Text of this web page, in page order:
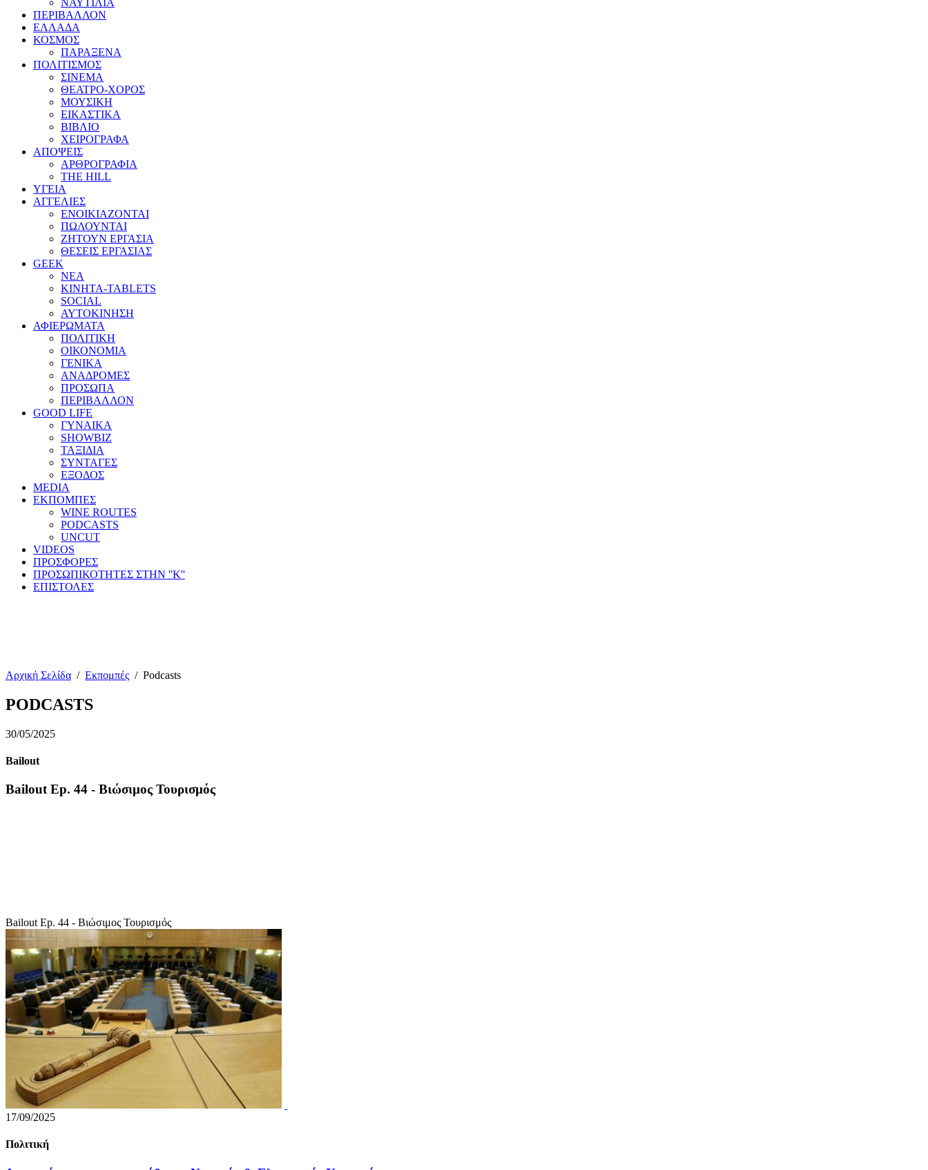
ΝΑΥΤΙΛΙΑ
ΠΕΡΙΒΑΛΛΟΝ
ΕΛΛΑΔΑ
ΚΟΣΜΟΣ
ΠΑΡΑΞΕΝΑ
ΠΟΛΙΤΙΣΜΟΣ
ΣΙΝΕΜΑ
ΘΕΑΤΡΟ-ΧΟΡΟΣ
ΜΟΥΣΙΚΗ
ΕΙΚΑΣΤΙΚΑ
ΒΙΒΛΙΟ
ΧΕΙΡΟΓΡΑΦΑ
ΑΠΟΨΕΙΣ
ΑΡΘΡΟΓΡΑΦΙΑ
THE HILL
ΥΓΕΙΑ
ΑΓΓΕΛΙΕΣ
ΕΝΟΙΚΙΑΖΟΝΤΑΙ
ΠΩΛΟΥΝΤΑΙ
ΖΗΤΟΥΝ ΕΡΓΑΣΙΑ
ΘΕΣΕΙΣ ΕΡΓΑΣΙΑΣ
GEEK
ΝΕΑ
ΚΙΝΗΤΑ-TABLETS
SOCIAL
ΑΥΤΟΚΙΝΗΣΗ
ΑΦΙΕΡΩΜΑΤΑ
ΠΟΛΙΤΙΚΗ
ΟΙΚΟΝΟΜΙΑ
ΓΕΝΙΚΑ
ΑΝΑΔΡΟΜΕΣ
ΠΡΟΣΩΠΑ
ΠΕΡΙΒΑΛΛΟΝ
GOOD LIFE
ΓΥΝΑΙΚΑ
SHOWBIZ
ΤΑΞΙΔΙΑ
ΣΥΝΤΑΓΕΣ
ΕΞΟΔΟΣ
MEDIA
ΕΚΠΟΜΠΕΣ
WINE ROUTES
PODCASTS
UNCUT
VIDEOS
ΠΡΟΣΦΟΡΕΣ
ΠΡΟΣΩΠΙΚΟΤΗΤΕΣ ΣΤΗΝ ''Κ''
ΕΠΙΣΤΟΛΕΣ
Αρχική Σελίδα / Εκπομπές / Podcasts
PODCASTS
30/05/2025
Bailout
Bailout Ep. 44 - Βιώσιμος Τουρισμός
Bailout Ep. 44 - Βιώσιμος Τουρισμός
17/09/2025
Πολιτική